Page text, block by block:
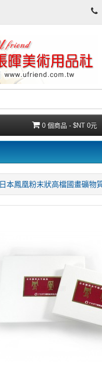
0 個商品 - $NT 0元
日本鳳凰粉末狀高檔國畫礦物